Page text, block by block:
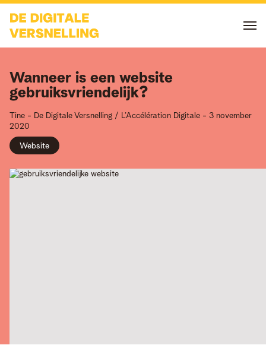
Wanneer is een website
gebruiksvriendelijk?
Tine - De Digitale Versnelling / L’Accélération Digitale - 3 november
2020
Website